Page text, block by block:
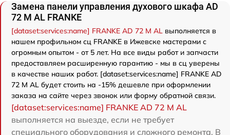
Замена панели управления духового шкафа AD
72 M AL FRANKE
[dataset:services:name] FRANKE AD 72 M AL выполняется в
нашем профильном сц FRANKE в Ижевске мастерами с
огромным опытом - от 5 лет. На все виды работ и запчасти
предоставляем расширенную гарантию - мы в сц уверены
в качестве наших работ. [dataset:services:name] FRANKE AD
72 M AL будет стоить на -15% дешевле при оформлении
заказа на сайте через звонок или форму обратной связи.
[dataset:services:name] FRANKE AD 72 M AL
выполняется на выезде, если не требует
специального оборудования и сложного ремонта. В